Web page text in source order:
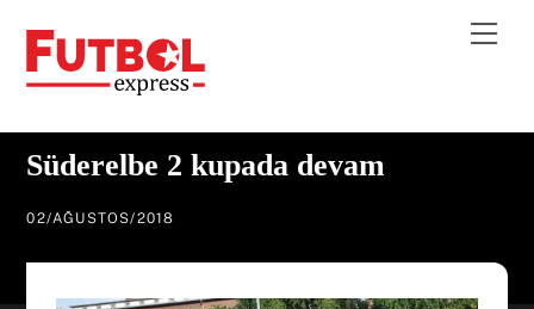
content
Süderelbe 2 kupada devam
02/AĞUSTOS/2018